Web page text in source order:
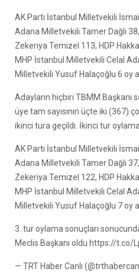
AK Parti İstanbul Milletvekili
Adana Milletvekili Tamer Dağlı
Zekeriya Temizel 113, HDP
MHP İstanbul Milletvekili Celal
Milletvekili Yusuf Halaçoğlu 6 oy
Adayların hiçbiri TBMM Başkanı
üye tam sayısının üçte iki (367)
ikinci tura geçildi. İkinci tur
AK Parti İstanbul Milletvekili
Adana Milletvekili Tamer Dağlı
Zekeriya Temizel 122, HDP
MHP İstanbul Milletvekili Celal
Milletvekili Yusuf Halaçoğlu 7 oy
3. tur oylama sonuçları
Meclis Başkanı oldu https://t.co/
— TRT Haber Canlı